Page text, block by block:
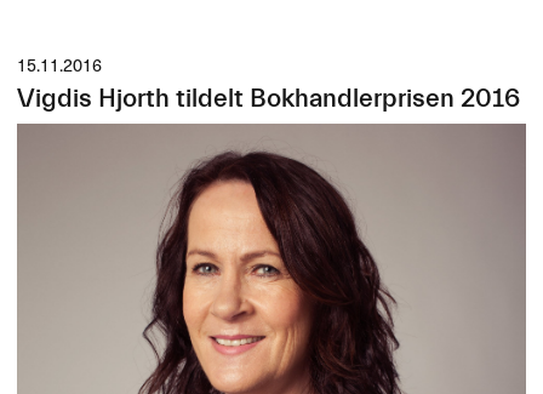
15.11.2016
Vigdis Hjorth tildelt Bokhandlerprisen 2016